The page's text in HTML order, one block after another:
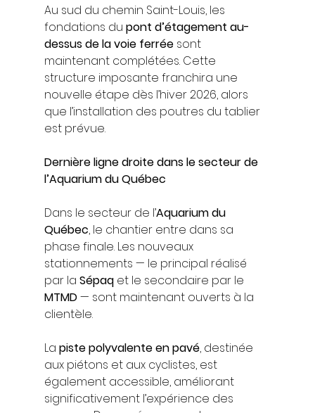
Au sud du chemin Saint-Louis, les
fondations du pont d’étagement au-
dessus de la voie ferrée sont
maintenant complétées. Cette
structure imposante franchira une
nouvelle étape dès l’hiver 2026, alors
que l’installation des poutres du tablier
est prévue.
Dernière ligne droite dans le secteur de
l’Aquarium du Québec
Dans le secteur de l’Aquarium du
Québec, le chantier entre dans sa
phase finale. Les nouveaux
stationnements — le principal réalisé
par la Sépaq et le secondaire par le
MTMD — sont maintenant ouverts à la
clientèle.
La piste polyvalente en pavé, destinée
aux piétons et aux cyclistes, est
également accessible, améliorant
significativement l’expérience des